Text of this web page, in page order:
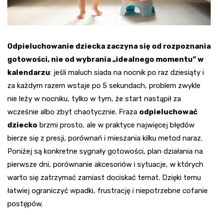
Odpieluchowanie dziecka zaczyna się od rozpoznania
gotowości, nie od wybrania „idealnego momentu” w
kalendarzu: jeśli maluch siada na nocnik po raz dziesiąty i
za każdym razem wstaje po 5 sekundach, problem zwykle
nie leży w nocniku, tylko w tym, że start nastąpił za
wcześnie albo zbyt chaotycznie. Fraza odpieluchować
dziecko brzmi prosto, ale w praktyce najwięcej błędów
bierze się z presji, porównań i mieszania kilku metod naraz.
Poniżej są konkretne sygnały gotowości, plan działania na
pierwsze dni, porównanie akcesoriów i sytuacje, w których
warto się zatrzymać zamiast dociskać temat. Dzięki temu
łatwiej ograniczyć wpadki, frustrację i niepotrzebne cofanie
postępów.